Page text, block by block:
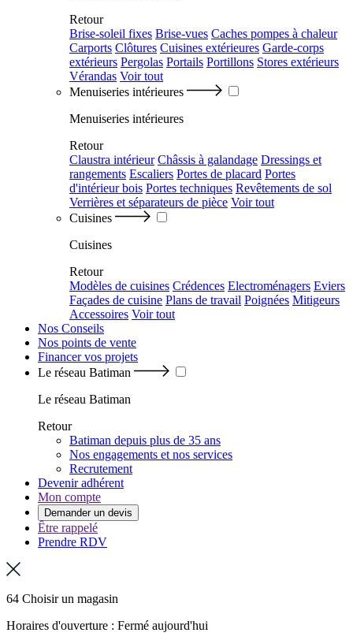
Retour
Brise-soleil fixes Brise-vues Caches pompes à chaleur
Carports Clôtures Cuisines extérieures Garde-corps
extérieurs Pergolas Portails Portillons Stores extérieurs
Vérandas Voir tout
Menuiseries intérieures
Menuiseries intérieures
Retour
Claustra intérieur Châssis à galandage Dressings et
rangements Escaliers Portes de placard Portes
d'intérieur bois Portes techniques Revêtements de sol
Verrières et séparateurs de pièce Voir tout
Cuisines
Cuisines
Retour
Modèles de cuisines Crédences Electroménagers Eviers
Façades de cuisine Plans de travail Poignées Mitigeurs
Accessoires Voir tout
Nos Conseils
Nos points de vente
Financer vos projets
Le réseau Batiman
Le réseau Batiman
Retour
Batiman depuis plus de 35 ans
Nos engagements et nos services
Recrutement
Devenir adhérent
Mon compte
Demander un devis
Être rappelé
Prendre RDV
64 Choisir un magasin
Horaires d'ouverture : Fermé aujourd'hui